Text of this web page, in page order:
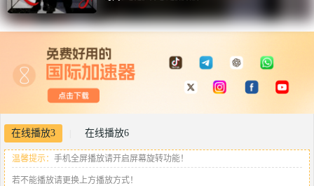
在线播放3 在线播放6
温馨提示： 手机全屏播放请开启屏幕旋转功能！
若不能播放请更换上方播放方式！